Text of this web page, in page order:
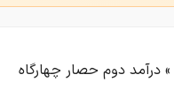
»درآمد دوم حصار چهارگاه